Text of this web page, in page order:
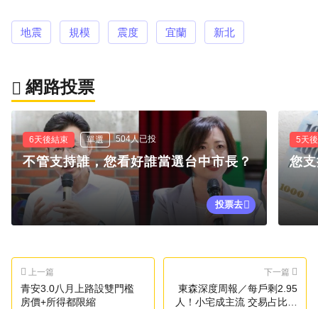
地震 規模 震度 宜蘭 新北
網路投票
6天後結束 單選 504人已投
不管支持誰，您看好誰當選台中市長？
投票去
5天
您
上一篇
青安3.0八月上路設雙門檻
房價+所得都限縮
下一篇
東森深度周報／每戶剩2.95
人！小宅成主流 交易占比破